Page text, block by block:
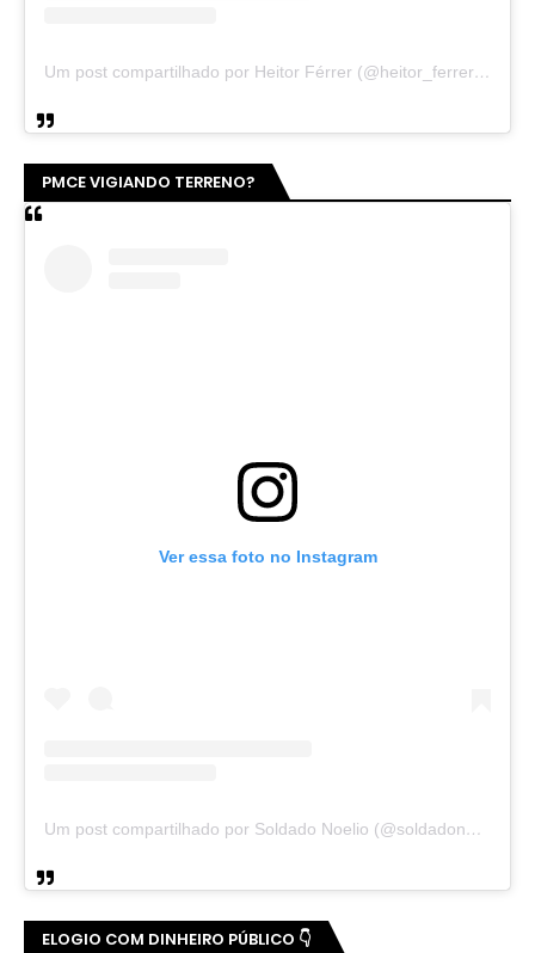
Um post compartilhado por Heitor Férrer (@heitor_ferrer77)
PMCE VIGIANDO TERRENO?
Ver essa foto no Instagram
Um post compartilhado por Soldado Noelio (@soldadonoelio)
ELOGIO COM DINHEIRO PÚBLICO 👇